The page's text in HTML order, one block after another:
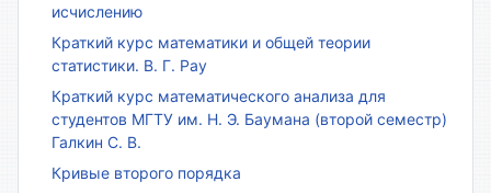
исчислению
Краткий курс математики и общей теории
статистики. В. Г. Рау
Краткий курс математического анализа для
студентов МГТУ им. Н. Э. Баумана (второй семестр)
Галкин С. В.
Кривые второго порядка